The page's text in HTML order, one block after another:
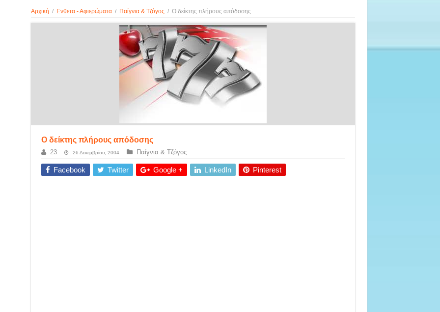
Αρχική / Ενθετα - Αφιερώματα / Παίγνια & Τζόγος / Ο δείκτης πλήρους απόδοσης
Ο δείκτης πλήρους απόδοσης
23 26 Δεκεμβρίου, 2004 Παίγνια & Τζόγος
Facebook Twitter Google + LinkedIn Pinterest